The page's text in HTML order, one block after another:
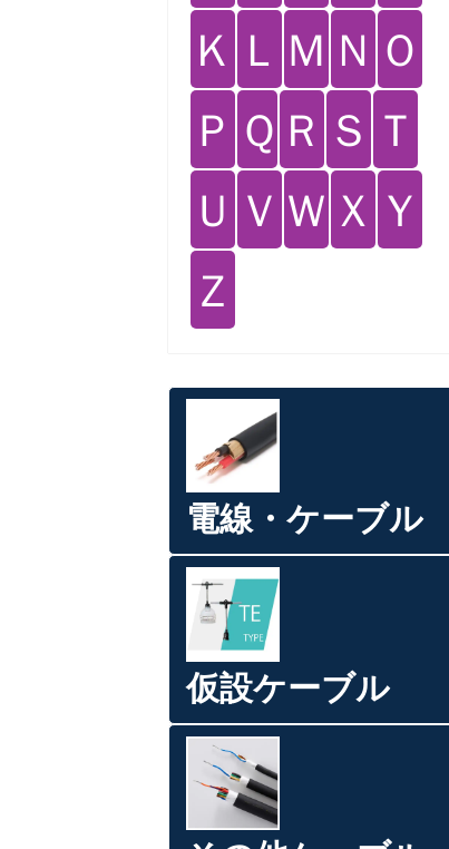
Ｋ Ｌ Ｍ Ｎ Ｏ
Ｐ Ｑ Ｒ Ｓ Ｔ
Ｕ Ｖ Ｗ Ｘ Ｙ
Ｚ
電線・ケーブル
仮設ケーブル